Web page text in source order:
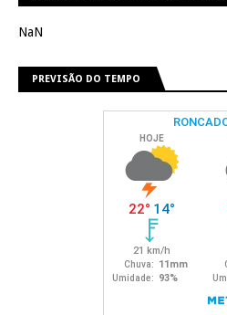
NaN
PREVISÃO DO TEMPO